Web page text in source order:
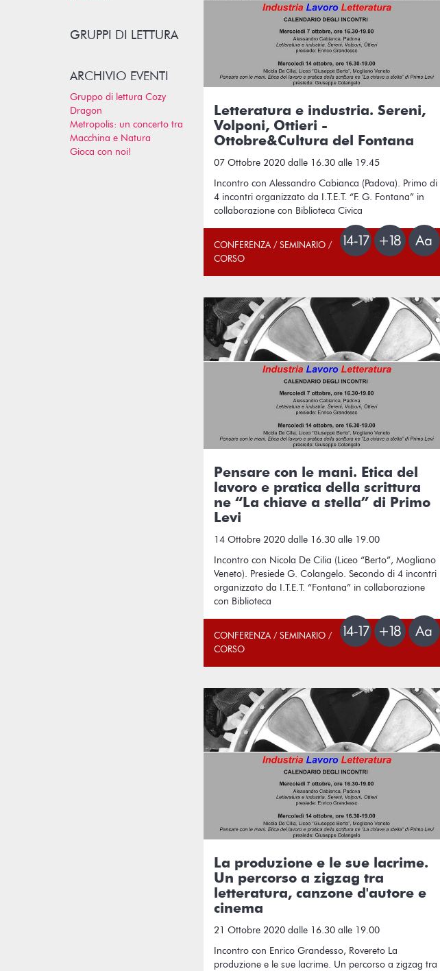
Letteratura e industria. Sereni,
Volponi, Ottieri -
Ottobre&Cultura del Fontana
07 Ottobre 2020 dalle 16.30 alle 19.45
Incontro con Alessandro Cabianca (Padova). Primo di
4 incontri organizzato da I.T.E.T. “F. G. Fontana” in
collaborazione con Biblioteca Civica
CONFERENZA / SEMINARIO /
CORSO
Pensare con le mani. Etica del
lavoro e pratica della scrittura
ne “La chiave a stella” di Primo
Levi
14 Ottobre 2020 dalle 16.30 alle 19.00
Incontro con Nicola De Cilia (Liceo “Berto”, Mogliano
Veneto). Presiede G. Colangelo. Secondo di 4 incontri
organizzato da I.T.E.T. “Fontana” in collaborazione
con Biblioteca
CONFERENZA / SEMINARIO /
CORSO
La produzione e le sue lacrime.
Un percorso a zigzag tra
letteratura, canzone d'autore e
cinema
21 Ottobre 2020 dalle 16.30 alle 19.00
Incontro con Enrico Grandesso, Rovereto La
produzione e le sue lacrime. Un percorso a zigzag tra
GRUPPI DI LETTURA
ARCHIVIO EVENTI
Gruppo di lettura Cozy
Dragon
Metropolis: un concerto tra
Macchina e Natura
Gioca con noi!